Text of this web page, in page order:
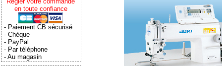
en toute confiance
- Paiement CB sécurisé
- Chèque
- PayPal
- Par téléphone
- Au magasin